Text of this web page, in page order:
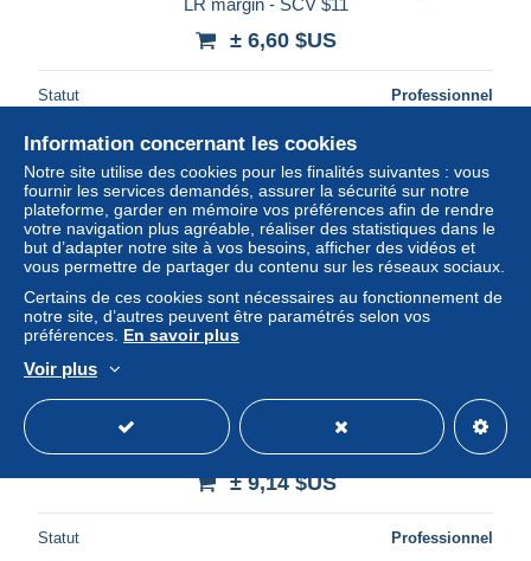
± 6,60 $US
Statut Professionnel
St. Pierre and Miquelon - Scott #C47 - Used - Remnant
gum - SCV $10
± 9,14 $US
Statut Professionnel
Information concernant les cookies
Notre site utilise des cookies pour les finalités suivantes : vous
fournir les services demandés, assurer la sécurité sur notre
plateforme, garder en mémoire vos préférences afin de rendre
votre navigation plus agréable, réaliser des statistiques dans le
but d’adapter notre site à vos besoins, afficher des vidéos et
vous permettre de partager du contenu sur les réseaux sociaux.
Certains de ces cookies sont nécessaires au fonctionnement de
notre site, d’autres peuvent être paramétrés selon vos
préférences. En savoir plus
Voir plus